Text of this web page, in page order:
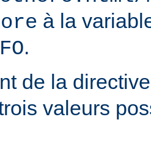
à la
.
de la
valeurs